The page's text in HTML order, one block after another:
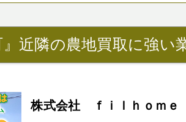
近隣の農地買取に強い
株式会社 ｆｉｌｈｏｍｅ